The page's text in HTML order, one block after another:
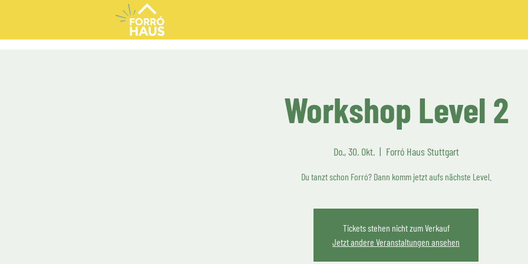
Workshop Level 2
Do., 30. Okt.
  |
Forró Haus Stuttgart
Du tanzt schon Forró? Dann komm jetzt aufs nächste Level.
Tickets stehen nicht zum Verkauf
Jetzt andere Veranstaltungen ansehen